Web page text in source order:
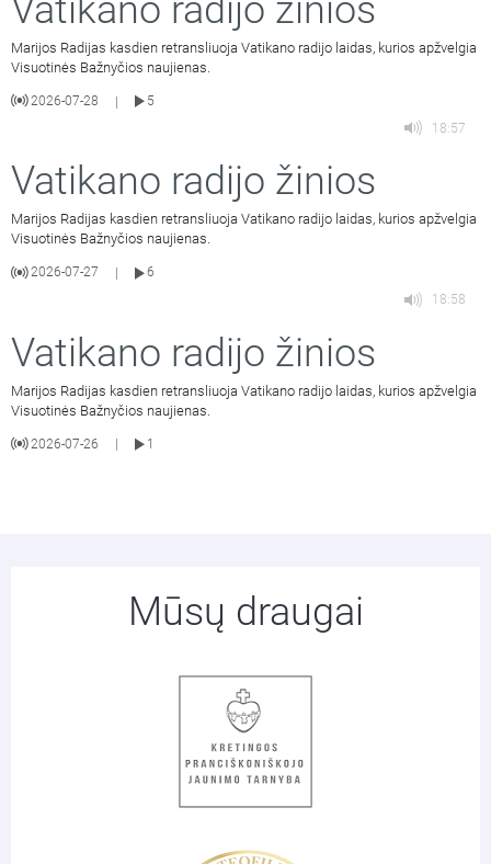
Vatikano radijo žinios
Marijos Radijas kasdien retransliuoja Vatikano radijo laidas, kurios apžvelgia
Visuotinės Bažnyčios naujienas.
2026-07-28 |
5
18:57
Vatikano radijo žinios
Marijos Radijas kasdien retransliuoja Vatikano radijo laidas, kurios apžvelgia
Visuotinės Bažnyčios naujienas.
2026-07-27
6
18:58
Vatikano radijo žinios
Marijos Radijas kasdien retransliuoja Vatikano radijo laidas, kurios apžvelgia
Visuotinės Bažnyčios naujienas.
2026-07-26 1
Mūsų draugai